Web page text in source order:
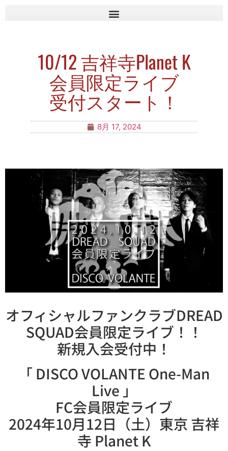
10/12 吉祥寺Planet K
会員限定ライブ
受付スタート！
8月 17, 2024
オフィシャルファンクラブDREAD
SQUAD会員限定ライブ！！
新規入会受付中！
「 DISCO VOLANTE One-Man
Live 」
FC会員限定ライブ
2024年10月12日（土）東京 吉祥
寺 Planet K